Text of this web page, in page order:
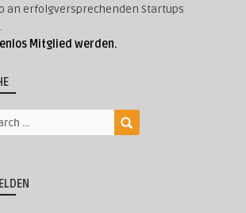
an erfolgversprechenden Startups
Mitglied werden.